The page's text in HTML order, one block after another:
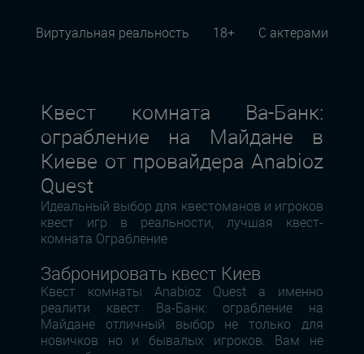
Виртуальная реальность 18+ С актерами
Квест комната Ва-Банк:
ограбление на Майдане в
Киеве от провайдера Anabioz
Quest
Идеальный выбор для квестоманов и игроков
квест игр в реальности, лучшая квест-
комната Ограбление
Забронировать квест Киев
Квест комнаты Anabioz Quest а именно
реалити квест Ва-Банк: ограбление на
Майдане отличный выбор не только для
новичков но и бывалых игроков. Вам не